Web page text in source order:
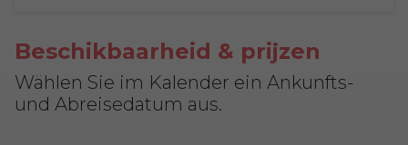
Beschikbaarheid & prijzen
Wählen Sie im Kalender ein Ankunfts-
und Abreisedatum aus.